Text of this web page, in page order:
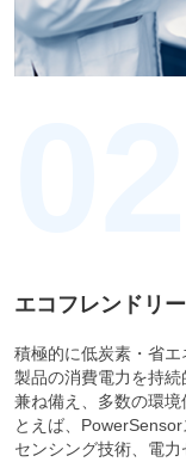
エコフレンドリ
積極的に低炭素・省エ
製品の消費電力を持
兼ね備え、多数の環
とえば、
センシング技術、電